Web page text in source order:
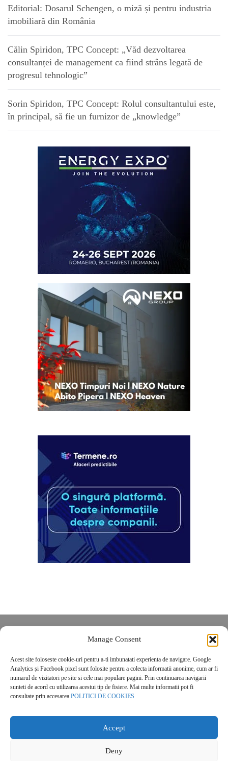
Manage Consent
Acest site foloseste cookie-uri pentru a-ti imbunatati experienta de navigare. Google
Analytics și Facebook pixel sunt folosite pentru a colecta informatii anonime, cum ar fi
numarul de vizitatori pe site si cele mai populare pagini. Prin continuarea navigarii
sunteti de acord cu utilizarea acestui tip de fisiere. Mai multe informatii pot fi
consultate prin accesarea POLITICI DE COOKIES
Accept
Deny
Editorial: Dosarul Schengen, o miză și pentru industria
imobiliară din România
Călin Spiridon, TPC Concept: „Văd dezvoltarea
consultanței de management ca fiind strâns legată de
progresul tehnologic”
Sorin Spiridon, TPC Concept: Rolul consultantului este,
în principal, să fie un furnizor de „knowledge”
POLITICĂ DE CONFIDENȚIALITATE
Politica de cookies
© 2026 Real Estate Magazine. All Rights Reserved.